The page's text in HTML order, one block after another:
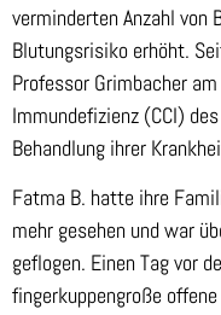
verminderten Anzahl
Blutungsrisiko erhöht.
Professor Grimbacher
Immundefizienz (CCI)
Behandlung ihrer
Fatma B. hatte ihre
mehr gesehen und war
geflogen. Einen Tag vor
fingerkuppengroße